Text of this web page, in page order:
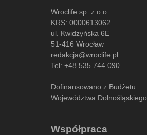
Wroclife sp. z o.o.
KRS: 0000613062
ul. Kwidzyńska 6E
51-416 Wrocław
redakcja@wroclife.pl
Tel: +48 535 744 090
Dofinansowano z Budżetu
Województwa Dolnośląskiego
Współpraca